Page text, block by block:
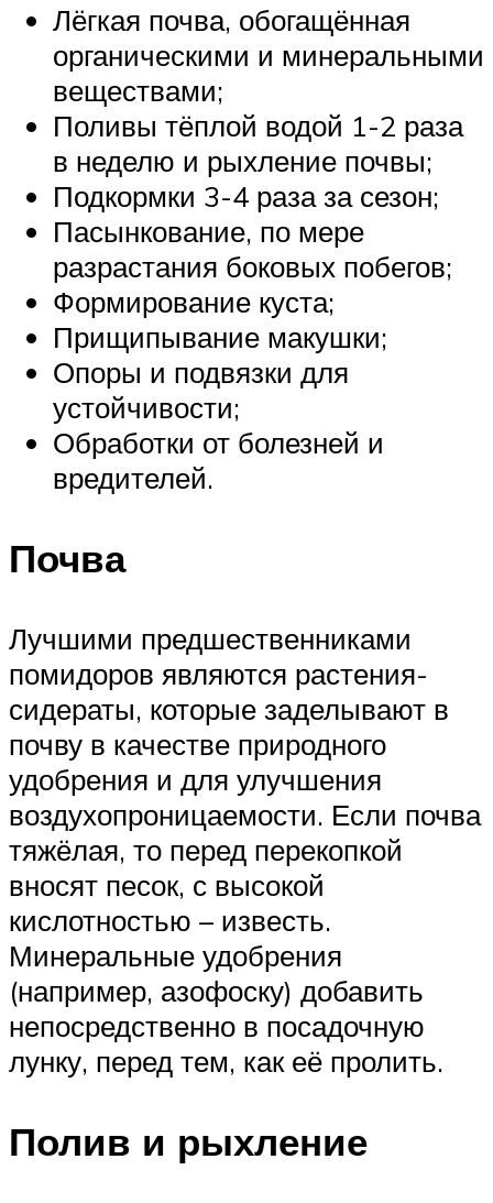
Лёгкая почва, обогащённая
органическими и минеральными
веществами;
Поливы тёплой водой 1-2 раза
в неделю и рыхление почвы;
Подкормки 3-4 раза за сезон;
Пасынкование, по мере
разрастания боковых побегов;
Формирование куста;
Прищипывание макушки;
Опоры и подвязки для
устойчивости;
Обработки от болезней и
вредителей.
Почва
Лучшими предшественниками
помидоров являются растения-
сидераты, которые заделывают в
почву в качестве природного
удобрения и для улучшения
воздухопроницаемости. Если почва
тяжёлая, то перед перекопкой
вносят песок, с высокой
кислотностью – известь.
Минеральные удобрения
(например, азофоску) добавить
непосредственно в посадочную
лунку, перед тем, как её пролить.
Полив и рыхление